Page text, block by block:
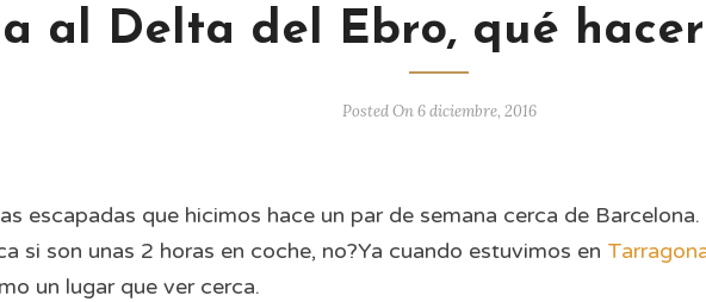
al Delta del Ebro, qué
Posted On 6 diciembre, 2016
escapadas que hicimos hace un par de semana cerca de Barcelona.
si son unas 2 horas en coche, no?Ya cuando estuvimos en
un lugar que ver cerca.